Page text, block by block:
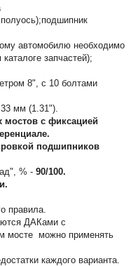
автомобилю необходимо
запчастей);
8", с 10 болтами
мм (1.31").
мостов с фиксацией
подшипников
% -90/100.
правила.
ДАКами с
мосте можно применять
каждого варианта.